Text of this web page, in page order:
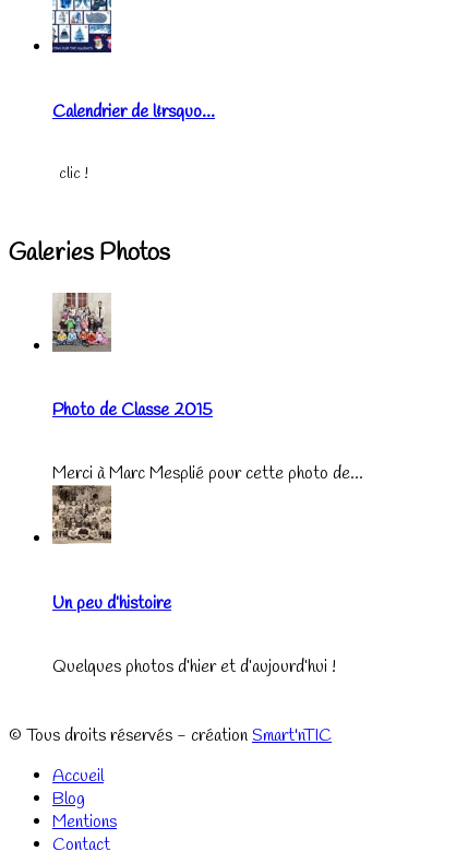
Calendrier de l&rsquo...
clic !
Galeries Photos
Photo de Classe 2015
Merci à Marc Mesplié pour cette photo de...
Un peu d’histoire
Quelques photos d’hier et d’aujourd’hui !
© Tous droits réservés - création Smart'nTIC
Accueil
Blog
Mentions
Contact